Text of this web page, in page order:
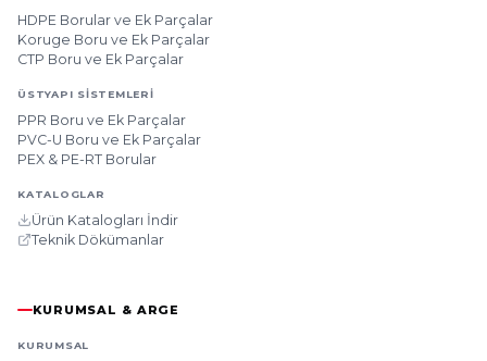
HDPE Borular ve Ek Parçalar
Koruge Boru ve Ek Parçalar
CTP Boru ve Ek Parçalar
ÜSTYAPI SISTEMLERI
PPR Boru ve Ek Parçalar
PVC-U Boru ve Ek Parçalar
PEX & PE-RT Borular
KATALOGLAR
Ürün Katalogları İndir
Teknik Dökümanlar
KURUMSAL & ARGE
KURUMSAL